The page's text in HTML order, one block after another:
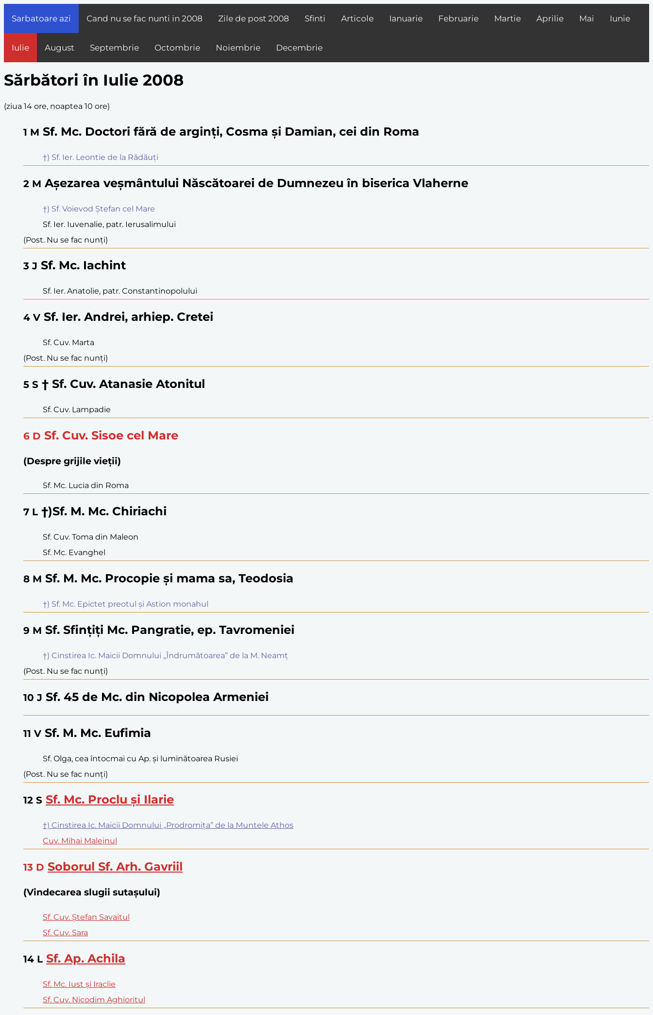
Sarbatoare azi Cand nu se fac nunti in 2008 Zile de post 2008 Sfinti Articole Ianuarie Februarie Martie Aprilie Mai Iunie
Iulie August Septembrie Octombrie Noiembrie Decembrie
Sărbători în Iulie 2008
(ziua 14 ore, noaptea 10 ore)
1 M Sf. Mc. Doctori fără de arginți, Cosma și Damian, cei din Roma
†) Sf. Ier. Leontie de la Rădăuți
2 M Așezarea veșmântului Născătoarei de Dumnezeu în biserica Vlaherne
†) Sf. Voievod Ștefan cel Mare
Sf. Ier. Iuvenalie, patr. Ierusalimului
(Post. Nu se fac nunți)
3 J Sf. Mc. Iachint
Sf. Ier. Anatolie, patr. Constantinopolului
4 V Sf. Ier. Andrei, arhiep. Cretei
Sf. Cuv. Marta
(Post. Nu se fac nunți)
5 S † Sf. Cuv. Atanasie Atonitul
Sf. Cuv. Lampadie
6 D Sf. Cuv. Sisoe cel Mare
(Despre grijile vieții)
Sf. Mc. Lucia din Roma
7 L †)Sf. M. Mc. Chiriachi
Sf. Cuv. Toma din Maleon
Sf. Mc. Evanghel
8 M Sf. M. Mc. Procopie și mama sa, Teodosia
†) Sf. Mc. Epictet preotul și Astion monahul
9 M Sf. Sfințiți Mc. Pangratie, ep. Tavromeniei
†) Cinstirea Ic. Maicii Domnului „Îndrumătoarea” de la M. Neamț
(Post. Nu se fac nunți)
10 J Sf. 45 de Mc. din Nicopolea Armeniei
11 V Sf. M. Mc. Eufimia
Sf. Olga, cea întocmai cu Ap. și luminătoarea Rusiei
(Post. Nu se fac nunți)
12 S Sf. Mc. Proclu și Ilarie
†) Cinstirea Ic. Maicii Domnului „Prodromița” de la Muntele Athos
Cuv. Mihai Maleinul
13 D Soborul Sf. Arh. Gavriil
(Vindecarea slugii sutașului)
Sf. Cuv. Ștefan Savaitul
Sf. Cuv. Sara
14 L Sf. Ap. Achila
Sf. Mc. Iust și Iraclie
Sf. Cuv. Nicodim Aghioritul